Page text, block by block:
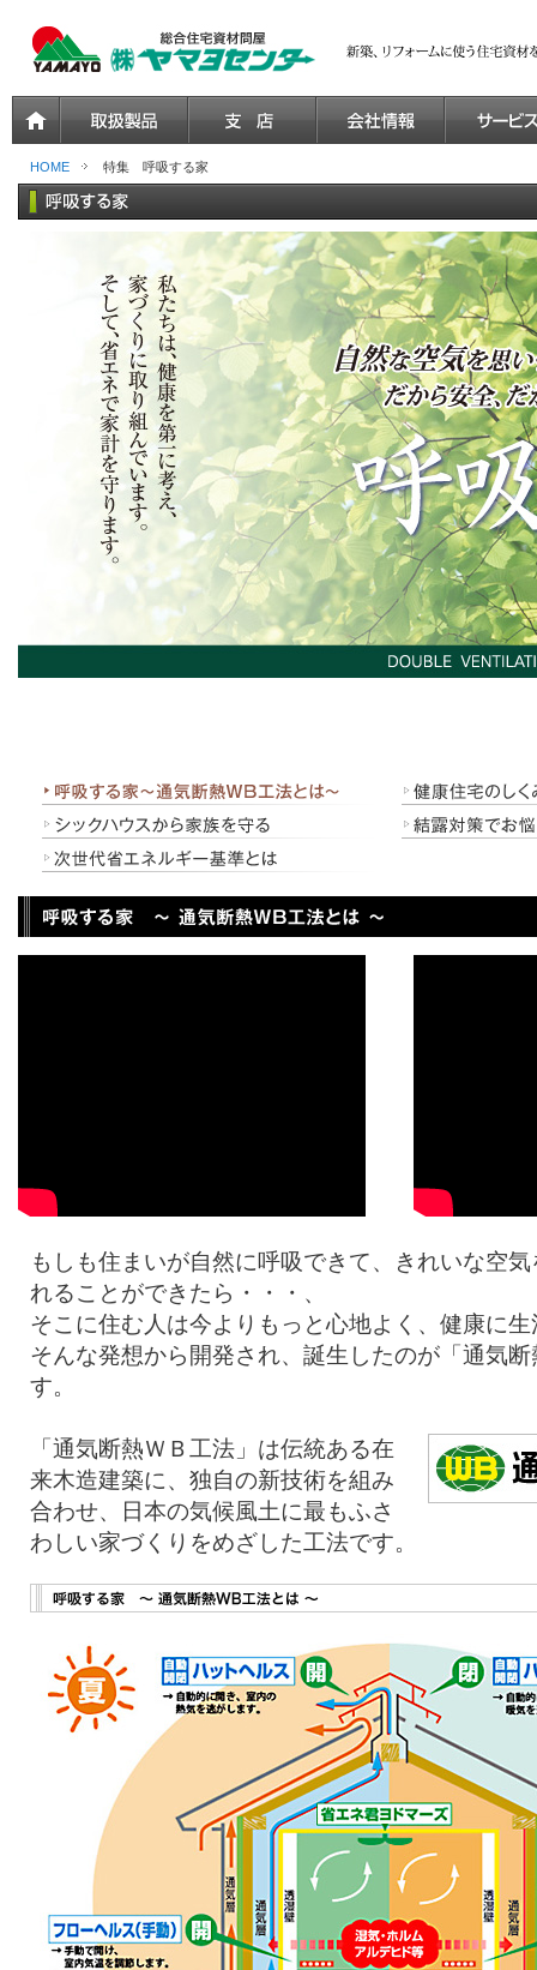
HOME 特集 呼吸する家
もしも住まいが自然に呼吸できて、きれいな空
れることができたら・・・、
そこに住む人は今よりもっと心地よく、健康に
そんな発想から開発され、誕生したのが「通気
す。
「通気断熱ＷＢ工法」は伝統ある在
来木造建築に、独自の新技術を組み
合わせ、日本の気候風土に最もふさ
わしい家づくりをめざした工法です。